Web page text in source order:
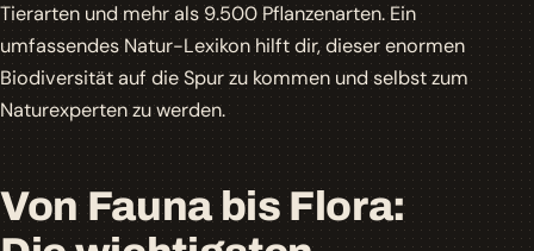
Tierarten und mehr als 9.500 Pflanzenarten. Ein
umfassendes Natur-Lexikon hilft dir, dieser enormen
Biodiversität auf die Spur zu kommen und selbst zum
Naturexperten zu werden.
Von Fauna bis Flora: